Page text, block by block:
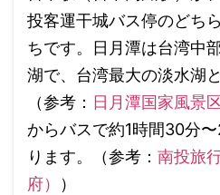
投客運干城バス停のどち
ちです。日月潭は台湾中
湖で、台湾最大の淡水湖
（参考： 日月潭国家風景
からバスで約1時間30分
ります。（参考： 南投旅
府）
）